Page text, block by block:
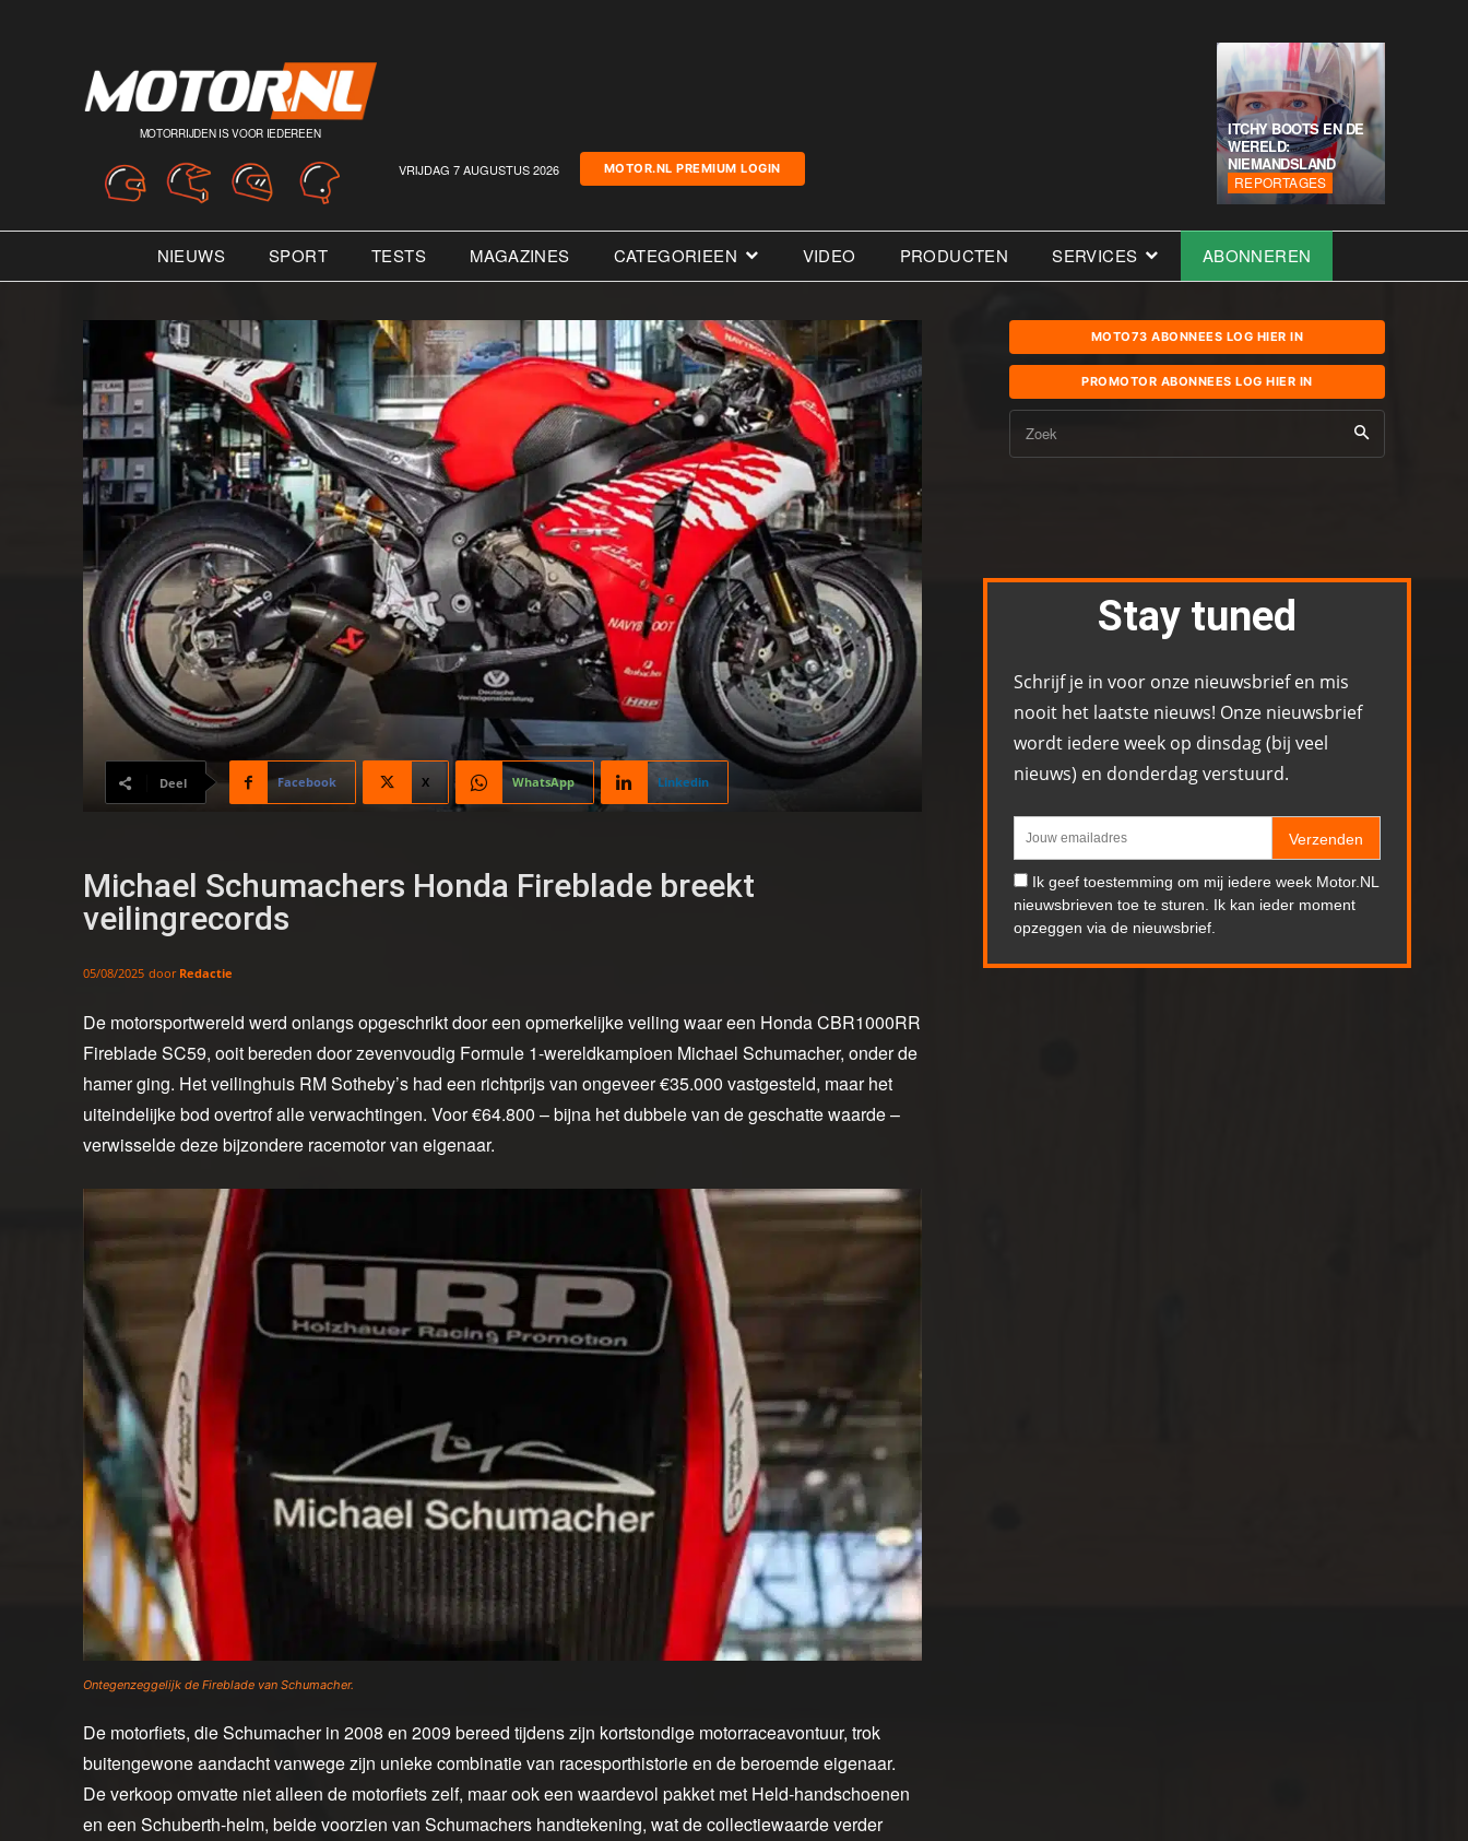
MOTORRIJDEN IS VOOR IEDEREEN
VRIJDAG 7 AUGUSTUS 2026 MOTOR.NL PREMIUM LOGIN
ITCHY BOOTS EN DE
WERELD:
NIEMANDSLAND
REPORTAGES
NIEUWS SPORT TESTS MAGAZINES CATEGORIEEN VIDEO PRODUCTEN SERVICES ABONNEREN
Deel Facebook X WhatsApp Linkedin
Michael Schumachers Honda Fireblade breekt
veilingrecords
05/08/2025 door Redactie
De motorsportwereld werd onlangs opgeschrikt door een opmerkelijke veiling waar een Honda CBR1000RR
Fireblade SC59, ooit bereden door zevenvoudig Formule 1-wereldkampioen Michael Schumacher, onder de
hamer ging. Het veilinghuis RM Sotheby’s had een richtprijs van ongeveer €35.000 vastgesteld, maar het
uiteindelijke bod overtrof alle verwachtingen. Voor €64.800 – bijna het dubbele van de geschatte waarde –
verwisselde deze bijzondere racemotor van eigenaar.
Ontegenzeggelijk de Fireblade van Schumacher.
De motorfiets, die Schumacher in 2008 en 2009 bereed tijdens zijn kortstondige motorraceavontuur, trok
buitengewone aandacht vanwege zijn unieke combinatie van racesporthistorie en de beroemde eigenaar.
De verkoop omvatte niet alleen de motorfiets zelf, maar ook een waardevol pakket met Held-handschoenen
en een Schuberth-helm, beide voorzien van Schumachers handtekening, wat de collectiewaarde verder
MOTO73 ABONNEES LOG HIER IN
PROMOTOR ABONNEES LOG HIER IN
Zoek
Stay tuned
Schrijf je in voor onze nieuwsbrief en mis
nooit het laatste nieuws! Onze nieuwsbrief
wordt iedere week op dinsdag (bij veel
nieuws) en donderdag verstuurd.
Verzenden
Ik geef toestemming om mij iedere week Motor.NL
nieuwsbrieven toe te sturen. Ik kan ieder moment
opzeggen via de nieuwsbrief.